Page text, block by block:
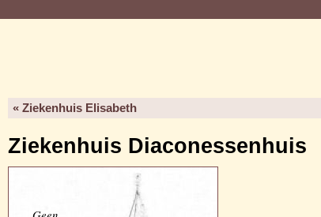
« Ziekenhuis Elisabeth
Ziekenhuis Diaconessenhuis